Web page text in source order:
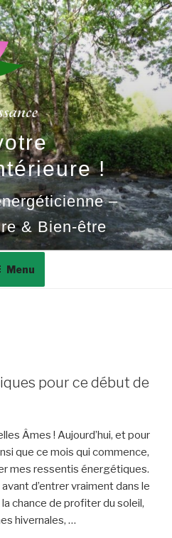
!
–
& Bien-être
Menu
pour ce début de
Âmes ! Aujourd’hui, et pour
que ce mois qui commence,
mes ressentis énergétiques.
d’entrer vraiment dans le
chance de profiter du soleil,
hivernales, …